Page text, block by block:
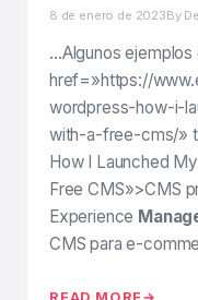
8 de enero de 2023By
…Algunos ejemplos
href=»https://
wordpress-how-i-
with-a-free-cms/»
How I Launched
Free CMS»>CMS
Experience
CMS para e-